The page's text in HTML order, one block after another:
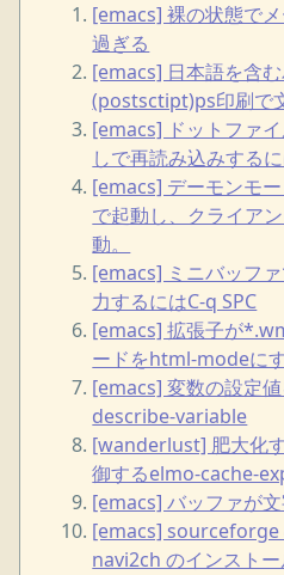
[emacs] 裸の状態で
過ぎる
[emacs] 日本語を含
(postsctipt)ps印刷で
[emacs] ドットファ
しで再読み込みする
[emacs] デーモンモ
で起動し、クライア
動。
[emacs] ミニバッフ
力するにはC-q SPC
[emacs] 拡張子が
ードをhtml-modeに
[emacs] 変数の設定
describe-variable
[wanderlust] 肥大化
御するelmo-cache-
[emacs] バッファが
[emacs] sourceforge
navi2ch のインスト